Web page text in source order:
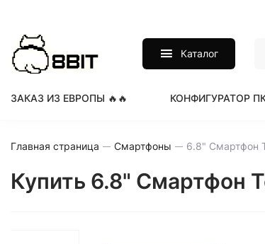
Каталог
ЗАКАЗ ИЗ ЕВРОПЫ 🔥🔥 КОНФИГУРАТОР
Главная страница Смартфоны
Купить 6.8" Смартфон